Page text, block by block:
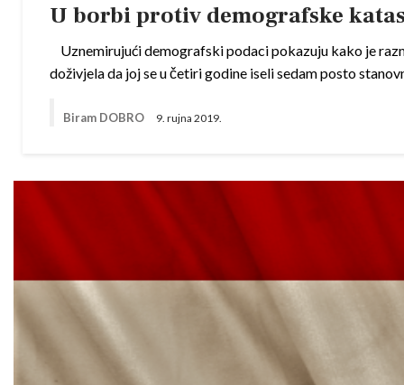
U borbi protiv demografske
Uznemirujući demografski podaci pokazuju kako je
doživjela da joj se u četiri godine iseli sedam posto
Biram DOBRO 9. rujna 2019.